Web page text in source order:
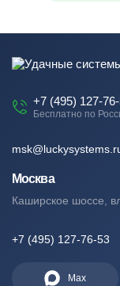
+7 (495) 127-
Бесплатно по
Москва
Каширское шоссе,
+7 (495) 127-76-53
Max